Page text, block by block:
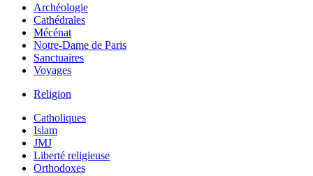
Archéologie
Cathédrales
Mécénat
Notre-Dame de Paris
Sanctuaires
Voyages
Religion
Catholiques
Islam
JMJ
Liberté religieuse
Orthodoxes